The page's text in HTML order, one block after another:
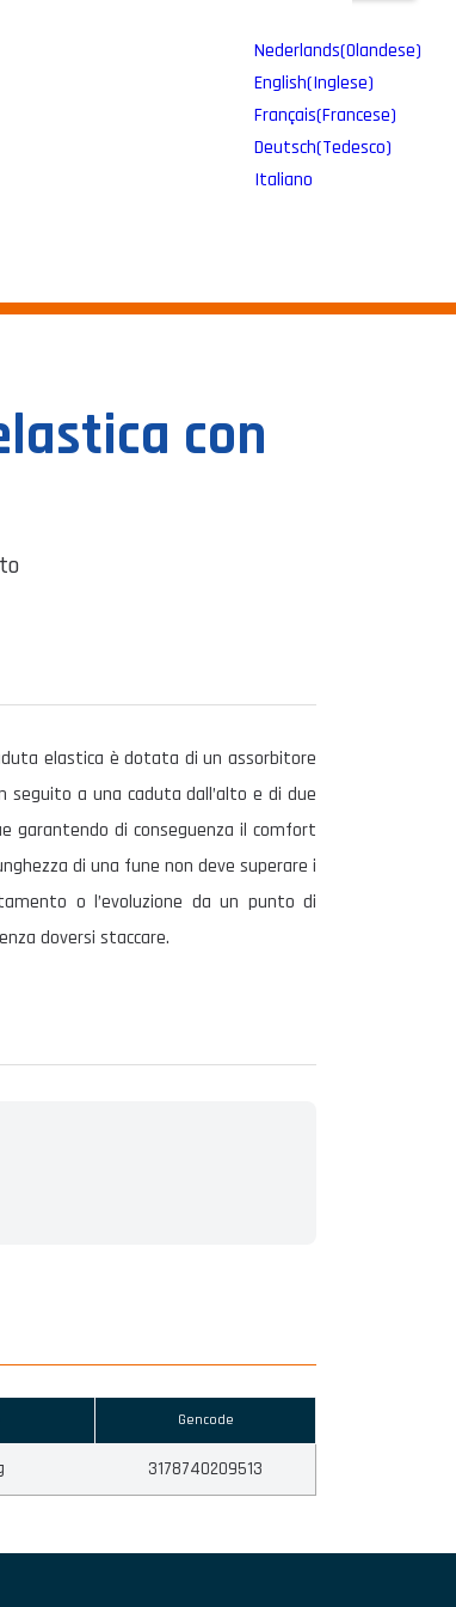
Nederlands(Olandese)
English(Inglese)
Français(Francese)
Deutsch(Tedesco)
Italiano
con
elastica è dotata di un assorbitore
seguito a una caduta dall’alto e di due
di conseguenza il comfort
di una fune non deve superare i
o l’evoluzione da un punto di
doversi staccare.
Gencode
3178740209513